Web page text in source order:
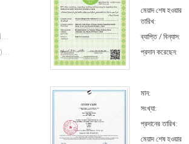
মেয়াদ শেষ হওয়ার
তারিখ:
ব্যাপ্তি / বিন্যাস:
প্রদান করেছেন:
মান:
সংখ্যা:
প্রদানের তারিখ:
মেয়াদ শেষ হওয়ার